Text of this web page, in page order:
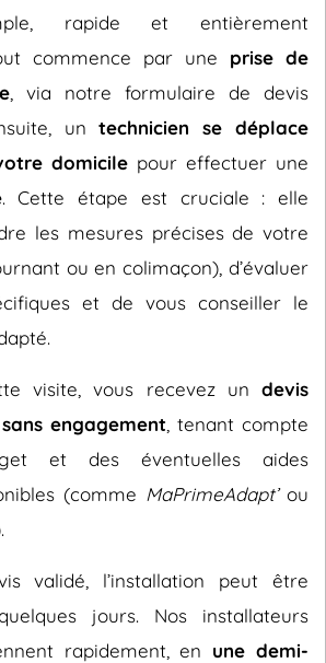
rapide et entièrement
commence par une prise de
, via notre formulaire de devis
untechnicien se déplace
domicile pour effectuer une
. Cette étape est cruciale : elle
les mesures précises de votre
ou en colimaçon), d’évaluer
et de vous conseiller le
visite, vous recevez un devis
engagement , tenant compte
et des éventuelles aides
(comme MaPrimeAdapt’ou
validé, l’installation peut être
jours. Nos installateurs
rapidement, en une demi-